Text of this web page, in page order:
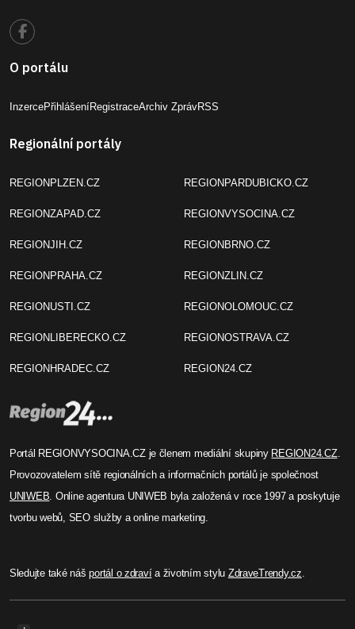
O portálu
InzercePřihlášeníRegistraceArchiv ZprávRSS
Regionální portály
REGIONPLZEN.CZ
REGIONZAPAD.CZ
REGIONJIH.CZ
REGIONPRAHA.CZ
REGIONUSTI.CZ
REGIONLIBERECKO.CZ
REGIONHRADEC.CZ
REGIONPARDUBICKO.CZ
REGIONVYSOCINA.CZ
REGIONBRNO.CZ
REGIONZLIN.CZ
REGIONOLOMOUC.CZ
REGIONOSTRAVA.CZ
REGION24.CZ
Portál REGIONVYSOCINA.CZ je členem mediální skupiny REGION24.CZ.
Provozovatelem sítě regionálních a informačních portálů je společnost
UNIWEB. Online agentura UNIWEB byla založená v roce 1997 a poskytuje
tvorbu webů, SEO služby a online marketing.
Sledujte také nášportál o zdravía životním stylu ZdraveTrendy.cz.